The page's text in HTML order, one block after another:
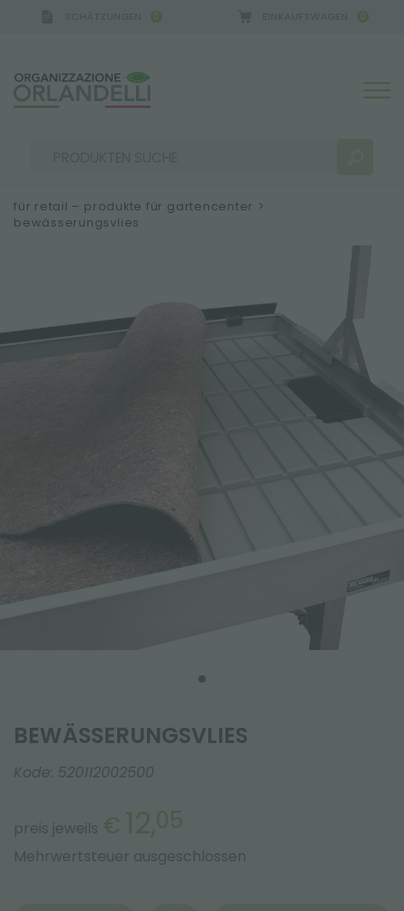
0 0
für retail – produkte für gartencenter >
bewässerungsvlies
BEWÄSSERUNGSVLIES
Kode: 520112002500
preis jeweils € 12,05
Mehrwertsteuer ausgeschlossen